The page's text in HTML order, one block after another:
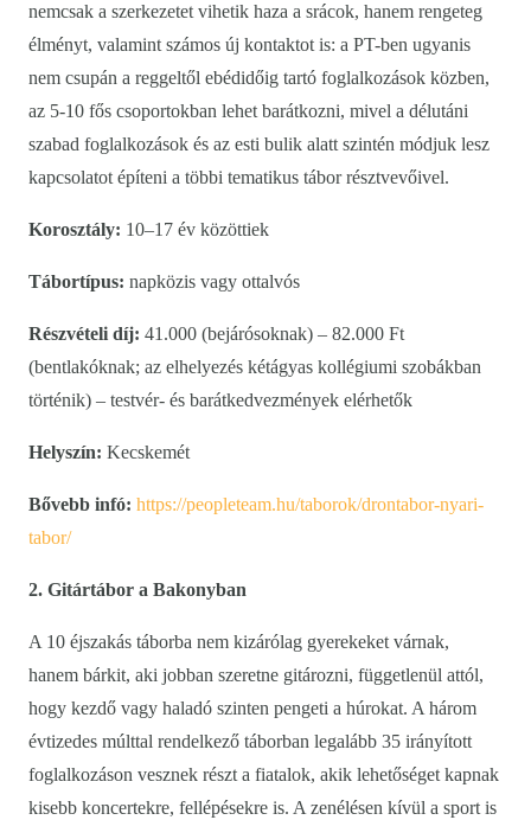
nemcsak a szerkezetet vihetik haza a srácok, hanem rengeteg
élményt, valamint számos új kontaktot is: a PT-ben ugyanis
nem csupán a reggeltől ebédidőig tartó foglalkozások közben,
az 5-10 fős csoportokban lehet barátkozni, mivel a délutáni
szabad foglalkozások és az esti bulik alatt szintén módjuk lesz
kapcsolatot építeni a többi tematikus tábor résztvevőivel.
Korosztály: 10–17 év közöttiek
Tábortípus: napközis vagy ottalvós
Részvételi díj: 41.000 (bejárósoknak) – 82.000 Ft
(bentlakóknak; az elhelyezés kétágyas kollégiumi szobákban
történik) – testvér- és barátkedvezmények elérhetők
Helyszín: Kecskemét
Bővebb infó: https://peopleteam.hu/taborok/drontabor-nyari-
tabor/
2. Gitártábor a Bakonyban
A 10 éjszakás táborba nem kizárólag gyerekeket várnak,
hanem bárkit, aki jobban szeretne gitározni, függetlenül attól,
hogy kezdő vagy haladó szinten pengeti a húrokat. A három
évtizedes múlttal rendelkező táborban legalább 35 irányított
foglalkozáson vesznek részt a fiatalok, akik lehetőséget kapnak
kisebb koncertekre, fellépésekre is. A zenélésen kívül a sport is